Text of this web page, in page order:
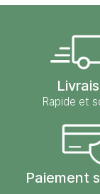
Rapide et
Paiement